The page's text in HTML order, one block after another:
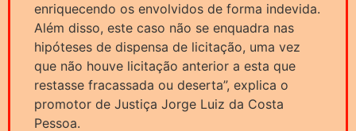
enriquecendo os envolvidos de forma indevida.
Além disso, este caso não se enquadra nas
hipóteses de dispensa de licitação, uma vez
que não houve licitação anterior a esta que
restasse fracassada ou deserta”, explica o
promotor de Justiça Jorge Luiz da Costa
Pessoa.